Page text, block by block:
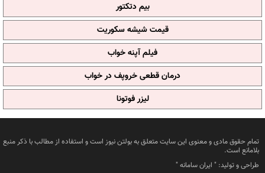
بیم دتکتور
قیمت شیشه سکوریت
فیلم آپنه خواب
درمان قطعی خروپف در خواب
لیزر فوتونا
تمام حقوق مادی و معنوی این سایت متعلق به بولتن نیوز است و استفاده از مطالب با ذکر منبع
بلامانع است.
طراحی و تولید: " ایران سامانه"